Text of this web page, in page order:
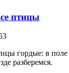
птицы
гордые: в
разберемся.